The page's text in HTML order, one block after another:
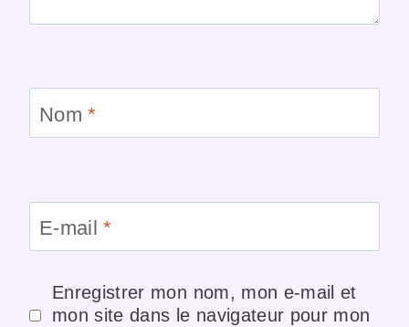
Nom*
E-mail*
Enregistrer mon nom, mon e-mail et
mon site dans le navigateur pour mon